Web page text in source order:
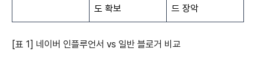
도 확보
드 장악
[표 1] 네이버 인플루언서 vs 일반 블로거 비교